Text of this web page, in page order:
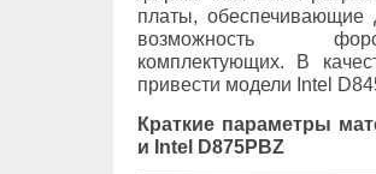
платы, обеспечивающие
возможность
комплектующих. В
привести модели Intel
Краткие параметры
и Intel D875PBZ